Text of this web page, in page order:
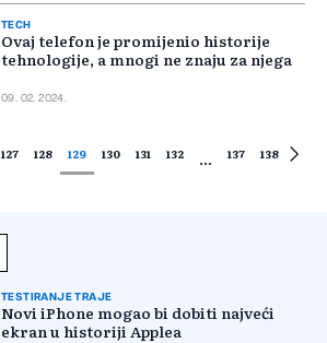
TECH
Ovaj telefon je promijenio historije
tehnologije, a mnogi ne znaju za njega
09. 02. 2024.
127 128 129 130 131 132 ... 137 138
TESTIRANJE TRAJE
Novi iPhone mogao bi dobiti najveći
ekran u historiji Applea